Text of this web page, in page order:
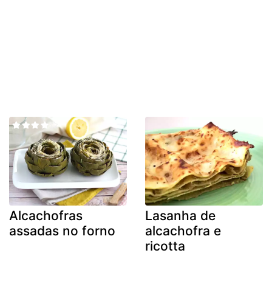
Alcachofras
assadas no forno
Lasanha de
alcachofra e
ricotta